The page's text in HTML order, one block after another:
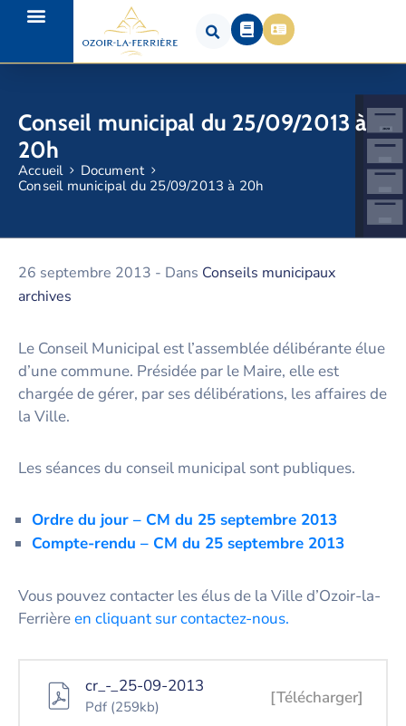
Conseil municipal du 25/09/2013 à
20h
Accueil
Document
Conseil municipal du 25/09/2013 à 20h
26 septembre 2013 - Dans Conseils municipaux
archives
Le Conseil Municipal est l’assemblée délibérante élue
d’une commune. Présidée par le Maire, elle est
chargée de gérer, par ses délibérations, les affaires de
la Ville.
Les séances du conseil municipal sont publiques.
Ordre du jour – CM du 25 septembre 2013
Compte-rendu – CM du 25 septembre 2013
Vous pouvez contacter les élus de la Ville d’Ozoir-la-
Ferrièreen cliquant sur contactez-nous.
cr_-_25-09-2013
Pdf (259kb) [Télécharger]